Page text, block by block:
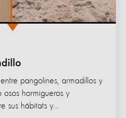
pangolines, armadillos y
osos hormigueros y
sus hábitats y...